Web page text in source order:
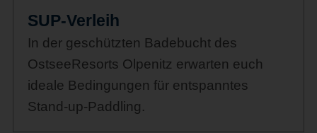
SUP-Verleih
In der geschützten Badebucht des
OstseeResorts Olpenitz erwarten euch
ideale Bedingungen für entspanntes
Stand-up-Paddling.